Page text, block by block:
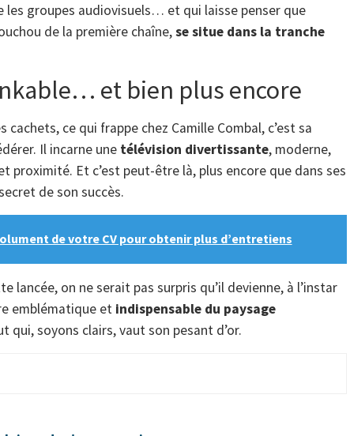
groupes audiovisuels… et qui laisse penser que
de la première chaîne,se situe dans la tranche
et bien plus encore
ce qui frappe chez Camille Combal, c’est sa
Il incarne une télévision divertissante, moderne,
proximité. Et c’est peut-être là, plus encore que dans ses
de son succès.
de votre CV pour obtenir plus d’entretiens
lancée, on ne serait pas surpris qu’il devienne, à l’instar
emblématique et indispensable du paysage
qui, soyons clairs, vaut son pesant d’or.